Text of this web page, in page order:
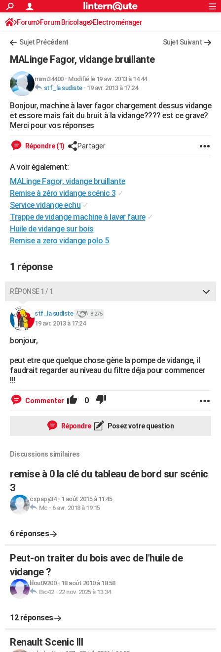
ACTUALITÉS
Politique
Société
Faits Divers
Education
Monde
Villes
+
FINANCE
Retraite
Impôts
Epargne
Immobilier
Risques naturels par ville
Banque
Assurance
Crédit
AUTO
Essais
Réserver un essai
Citadines
Berlines
SUV
Forum auto
+HIGH-TECH
Mobiles
Meilleur smartphone
Internet
Ordinateurs
Jeux vidéo
Guide high-tech
+
Forum
Aménagement intérieur
Extérieur
Cuisine
Salle de bains
Jardinage
Rangement
WEEK-END
Guides de France
Escapades
Patrimoine
Expositions
Musées
Week-end nature
+LIFESTYLE
Art de vivre
Bien-être
Loisirs
Mode
Modes de vie
SANTE
Alimentation
Guide de la santé
Maladies
Médicaments
Sommeil
VOYAGE
Destinations
City break
Voyage nature
Voyage de noces
Forum
Climat
+PHOTO
BONS PLANS
CARTE DE VOEUX
Carte de Noël
Carte Bonne année
Carte Saint-Valentin
Carte Pâques
Carte d'anniversaire
DICTIONNAIRE
Dictionnaire
Biographies
Citations
Expressions
Proverbes
S'inscrire
Se connecter
Lycées
Collèges
Primaires
Universités
Entreprises
Service militaire
Avis de recherche
AVIS DE DÉCÈS
FORUM
S'inscrire
Connexion
Forum Forum Bricolage Electroménager
Sujet Précédent Sujet Suivant
MALinge Fagor, vidange bruillante
mimi34400- Modifié le 19 avr. 2013 à 14:44
stf_la sudiste- 19 avr. 2013 à 17:24
Bonjour, machine à laver fagor chargement dessus vidange
et essore mais fait du bruit à la vidange???? est ce grave?
Merci pour vos réponses
Répondre (1) Partager
A voir également:
MALinge Fagor, vidange bruillante
Remise à zéro vidange scénic 3 ✓
Service vidange echu ✓
Trappe de vidange machine à laver faure ✓
Huile de vidange sur bois
Remise a zero vidange polo 5
1 réponse
RÉPONSE 1 / 1
stf_la sudiste 8 275
19 avr. 2013 à 17:24
bonjour,
peut etre que quelque chose gène la pompe de vidange, il
faudrait regarder au niveau du filtre déja pour commencer
!!!
Commenter 0
Répondre Posez votre question
Discussions similaires
remise à 0 la clé du tableau de bord sur scénic
3
cxpapy34- 1 août 2015 à 11:45
Mc - 6 avr. 2018 à 19:15
6 réponses
Peut-on traiter du bois avec de l'huile de
vidange ?
lilou09200- 18 août 2010 à 18:58
Bio42- 22 nov. 2025 à 13:34
12 réponses
Renault Scenic III